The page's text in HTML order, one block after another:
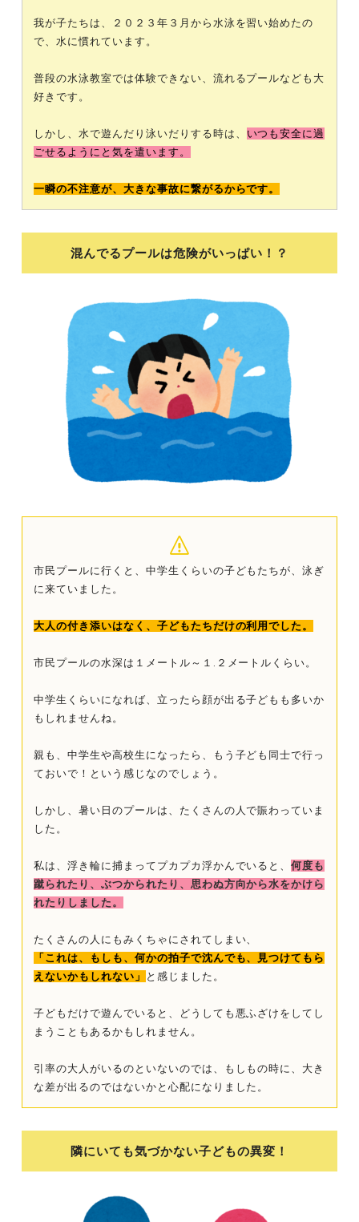
我が子たちは、２０２３年３月から水泳を習い始めたの
で、水に慣れています。
普段の水泳教室では体験できない、流れるプールなども大
好きです。
しかし、水で遊んだり泳いだりする時は、 いつも安全に過
ごせるようにと気を遣います。
一瞬の不注意が、大きな事故に繋がるからです。
混んでるプールは危険がいっぱい！？
市民プールに行くと、中学生くらいの子どもたちが、泳ぎ
に来ていました。
大人の付き添いはなく、子どもたちだけの利用でした。
市民プールの水深は１メートル～１.２メートルくらい。
中学生くらいになれば、立ったら顔が出る子どもも多いか
もしれませんね。
親も、中学生や高校生になったら、もう子ども同士で行っ
ておいで！という感じなのでしょう。
しかし、暑い日のプールは、たくさんの人で賑わっていま
した。
私は、浮き輪に捕まってプカプカ浮かんでいると、何度も
蹴られたり、ぶつかられたり、思わぬ方向から水をかけら
れたりしました。
たくさんの人にもみくちゃにされてしまい、
「これは、もしも、何かの拍子で沈んでも、見つけてもら
えないかもしれない」
と感じました。
子どもだけで遊んでいると、どうしても悪ふざけをしてし
まうこともあるかもしれません。
引率の大人がいるのといないのでは、もしもの時に、大き
な差が出るのではないかと心配になりました。
隣にいても気づかない子どもの異変！